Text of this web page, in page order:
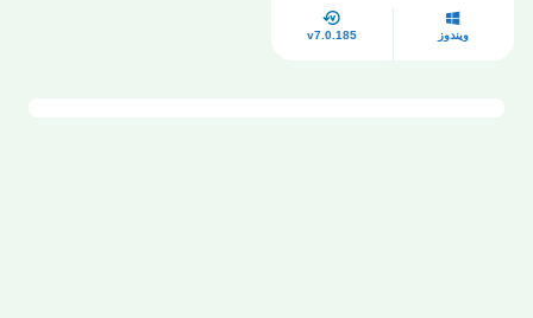
ويندوز v7.0.185